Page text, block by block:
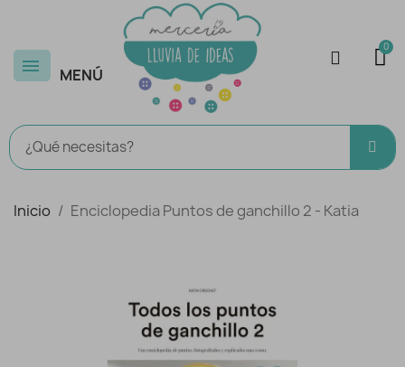
MENÚ
Inicio Enciclopedia Puntos de ganchillo 2 - Katia